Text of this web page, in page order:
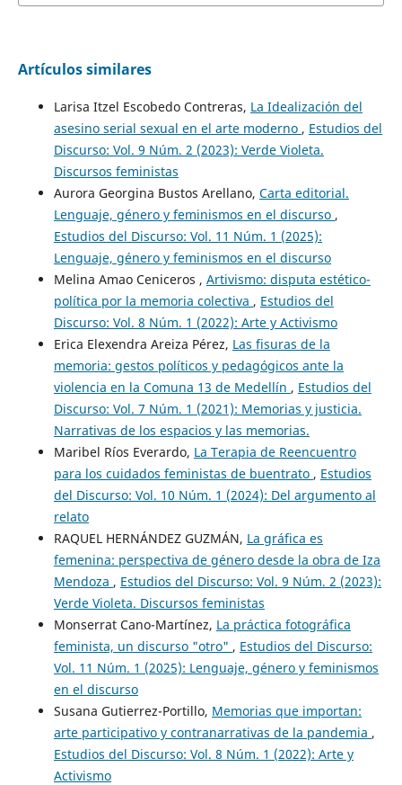
Artículos similares
Larisa Itzel Escobedo Contreras, La Idealización del
asesino serial sexual en el arte moderno , Estudios del
Discurso: Vol. 9 Núm. 2 (2023): Verde Violeta.
Discursos feministas
Aurora Georgina Bustos Arellano, Carta editorial.
Lenguaje, género y feminismos en el discurso ,
Estudios del Discurso: Vol. 11 Núm. 1 (2025):
Lenguaje, género y feminismos en el discurso
Melina Amao Ceniceros , Artivismo: disputa estético-
política por la memoria colectiva , Estudios del
Discurso: Vol. 8 Núm. 1 (2022): Arte y Activismo
Erica Elexendra Areiza Pérez, Las fisuras de la
memoria: gestos políticos y pedagógicos ante la
violencia en la Comuna 13 de Medellín , Estudios del
Discurso: Vol. 7 Núm. 1 (2021): Memorias y justicia.
Narrativas de los espacios y las memorias.
Maribel Ríos Everardo, La Terapia de Reencuentro
para los cuidados feministas de buentrato , Estudios
del Discurso: Vol. 10 Núm. 1 (2024): Del argumento al
relato
RAQUEL HERNÁNDEZ GUZMÁN, La gráfica es
femenina: perspectiva de género desde la obra de Iza
Mendoza , Estudios del Discurso: Vol. 9 Núm. 2 (2023):
Verde Violeta. Discursos feministas
Monserrat Cano-Martínez, La práctica fotográfica
feminista, un discurso "otro" , Estudios del Discurso:
Vol. 11 Núm. 1 (2025): Lenguaje, género y feminismos
en el discurso
Susana Gutierrez-Portillo, Memorias que importan:
arte participativo y contranarrativas de la pandemia ,
Estudios del Discurso: Vol. 8 Núm. 1 (2022): Arte y
Activismo